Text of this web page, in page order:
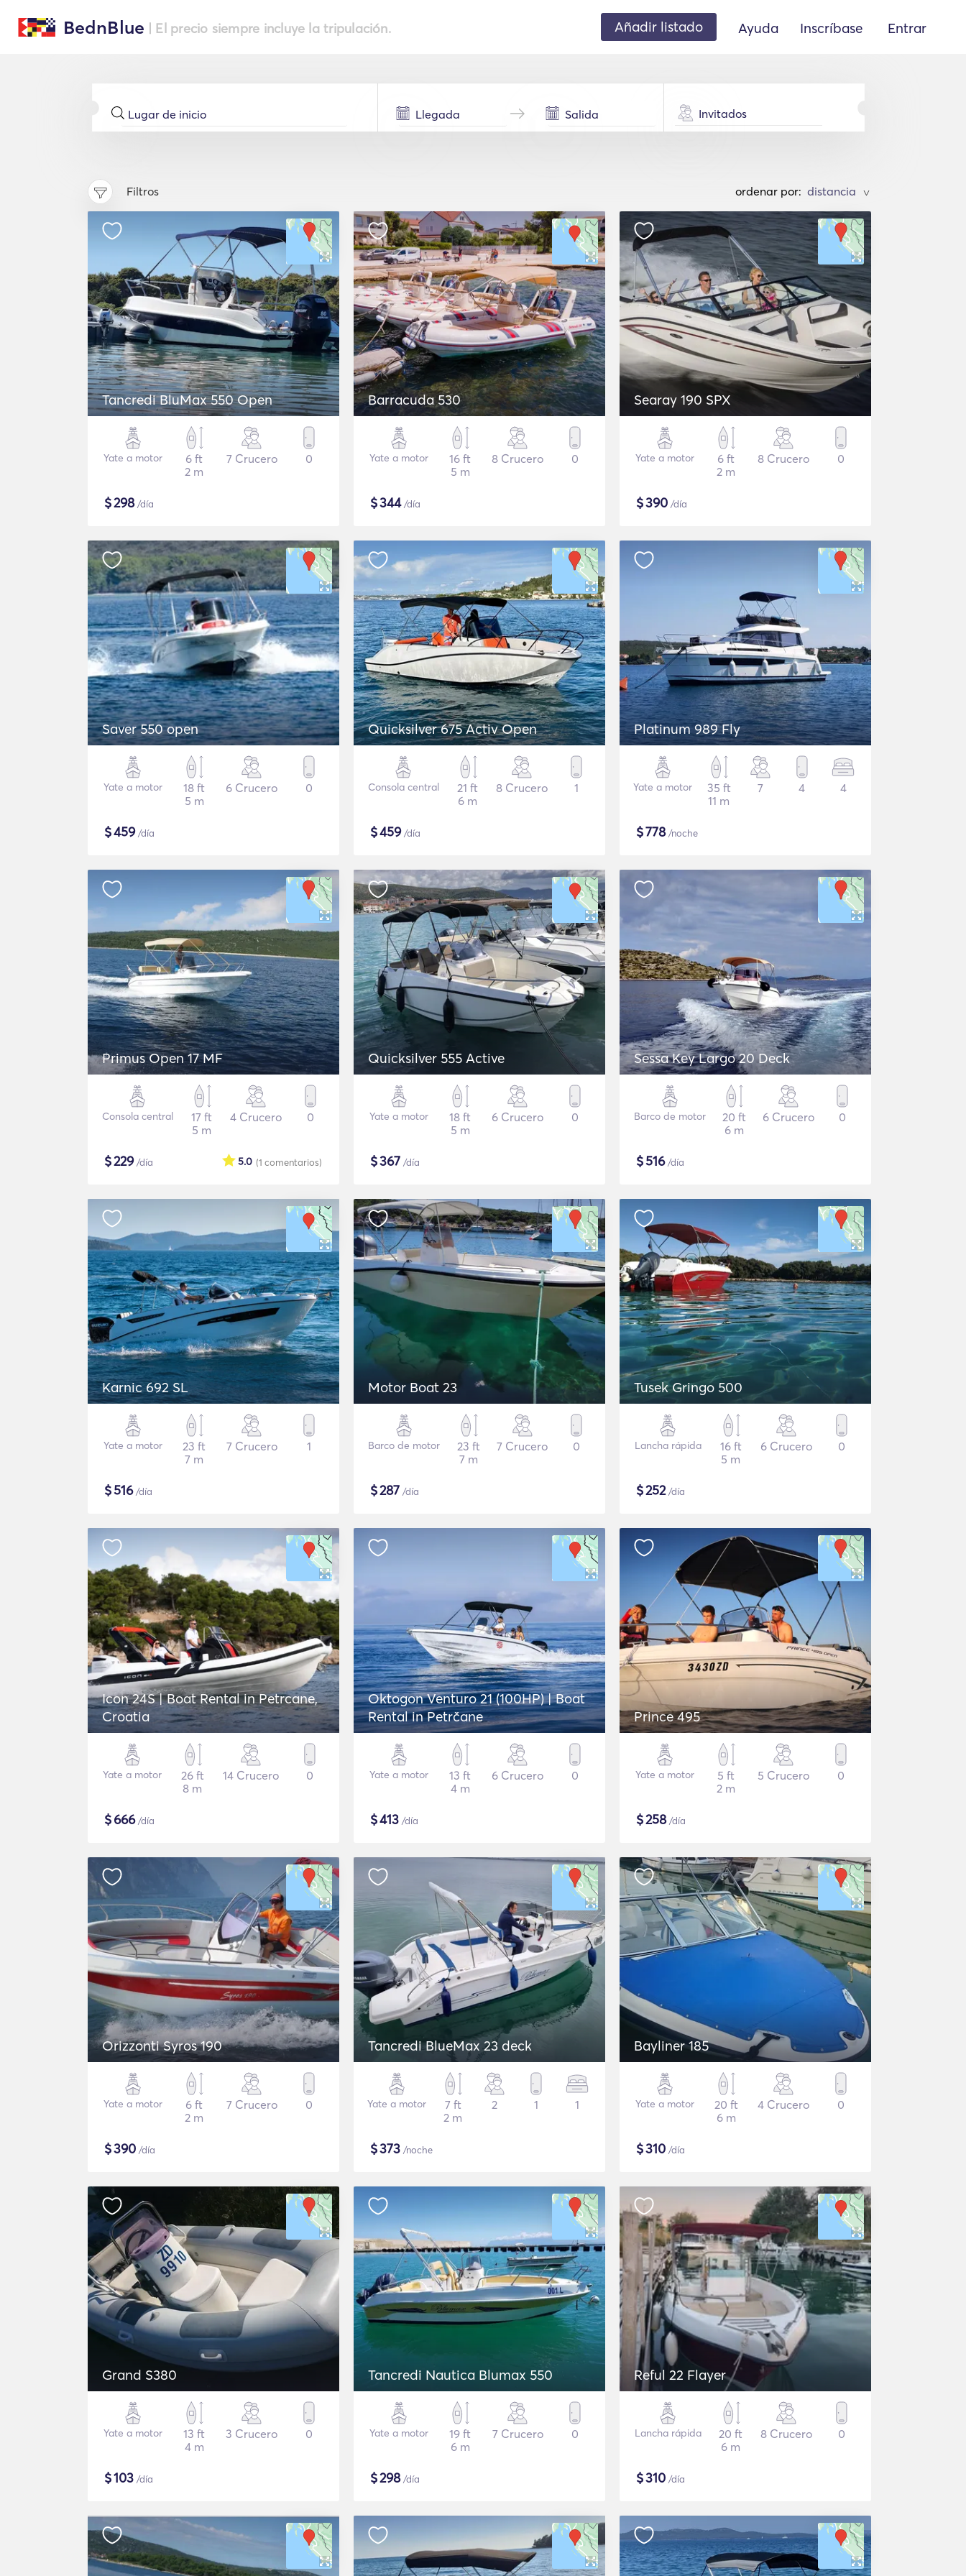
BednBlue | El precio siempre incluye la tripulación. Añadir listado Ayuda Inscríbase Entrar
Invitados
Filtros ordenar por: >
Tancredi BluMax 550 Open
Yate a motor
6 ft
2 m
7 Crucero 0
$298/día
Barracuda 530
Yate a motor
16 ft
5 m
8 Crucero 0
$344/día
Searay 190 SPX
Yate a motor
6 ft
2 m
8 Crucero 0
$390 /día
Saver 550 open
Yate a motor
18 ft
5 m
6 Crucero 0
$459/día
Quicksilver 675 Activ Open
Consola central
21 ft
6 m
8 Crucero 1
$459/día
Platinum 989 Fly
Yate a motor
35 ft
11 m
7 4 4
$778/noche
Primus Open 17 MF
Consola central
17 ft
5 m
4 Crucero 0
$229/día (1 comentarios)
5.0
Quicksilver 555 Active
Yate a motor
18 ft
5 m
6 Crucero 0
$367 /día
Sessa Key Largo 20 Deck
Barco de motor
20 ft
6 m
6 Crucero 0
$516/día
Karnic 692 SL
Yate a motor
23 ft
7 m
7 Crucero 1
$516/día
Motor Boat 23
Barco de motor
23 ft
7 m
7 Crucero 0
$287 /día
Tusek Gringo 500
Lancha rápida
16 ft
5 m
6 Crucero 0
$252/día
Icon 24S | Boat Rental in Petrcane,
Croatia
Yate a motor
26 ft
8 m
14 Crucero 0
$666/día
Oktogon Venturo 21 (100HP) | Boat
Rental in Petrčane
Yate a motor
13 ft
4 m
6 Crucero 0
$413 /día
Prince 495
Yate a motor
5 ft
2 m
5 Crucero 0
$258/día
Orizzonti Syros 190
Yate a motor
6 ft
2 m
7 Crucero 0
$390 /día
Tancredi BlueMax 23 deck
Yate a motor
7 ft
2 m
2 1 1
$373 /noche
Bayliner 185
Yate a motor
20 ft
6 m
4 Crucero 0
$310 /día
Grand S380
Yate a motor
13 ft
4 m
3 Crucero 0
$103 /día
Tancredi Nautica Blumax 550
Yate a motor
19 ft
6 m
7 Crucero 0
$298/día
Reful 22 Flayer
Lancha rápida
20 ft
6 m
8 Crucero 0
$310 /día